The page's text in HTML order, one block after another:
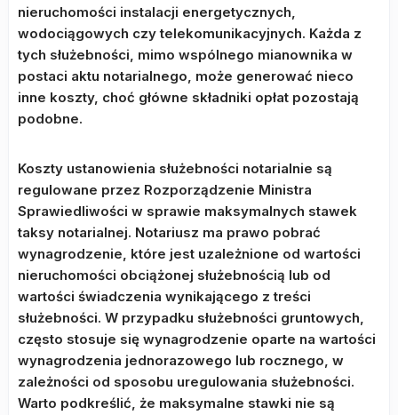
nieruchomości instalacji energetycznych,
wodociągowych czy telekomunikacyjnych. Każda z
tych służebności, mimo wspólnego mianownika w
postaci aktu notarialnego, może generować nieco
inne koszty, choć główne składniki opłat pozostają
podobne.
Koszty ustanowienia służebności notarialnie są
regulowane przez Rozporządzenie Ministra
Sprawiedliwości w sprawie maksymalnych stawek
taksy notarialnej. Notariusz ma prawo pobrać
wynagrodzenie, które jest uzależnione od wartości
nieruchomości obciążonej służebnością lub od
wartości świadczenia wynikającego z treści
służebności. W przypadku służebności gruntowych,
często stosuje się wynagrodzenie oparte na wartości
wynagrodzenia jednorazowego lub rocznego, w
zależności od sposobu uregulowania służebności.
Warto podkreślić, że maksymalne stawki nie są